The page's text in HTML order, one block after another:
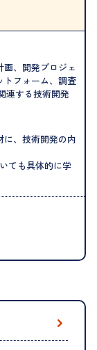
、開発プロジェ
トフォーム、調査
連する技術開発
、技術開発の内
ても具体的に学